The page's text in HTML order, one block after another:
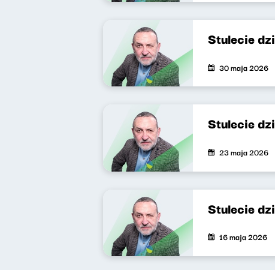
Stulecie
30 maja 2026
Stulecie
23 maja 2026
Stulecie
16 maja 2026